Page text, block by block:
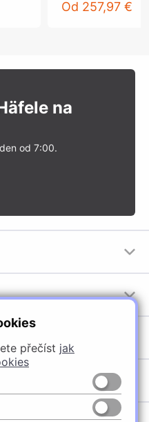
přečíst jak
Od 257,97 €
na
od 7:00.